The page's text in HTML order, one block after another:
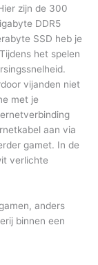
zijn de 300
DDR5
SSD heb je
het spelen
vijanden niet
met je
aan via
gamet. In de
verlichte
anders
binnen een